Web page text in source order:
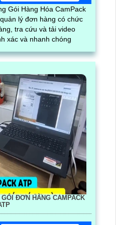
Gói Hàng Hóa CamPack
lý đơn hàng có chức
tra cứu và tải video
xác và nhanh chóng
ĐƠN HÀNG CAMPACK